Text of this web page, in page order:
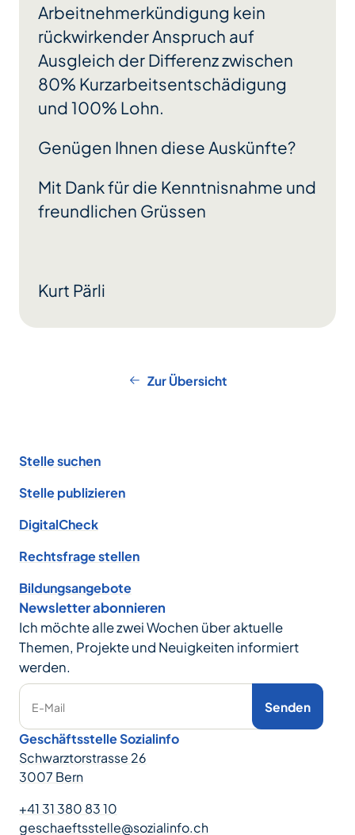
Arbeitnehmerkündigung kein
rückwirkender Anspruch auf
Ausgleich der Differenz zwischen
80% Kurzarbeitsentschädigung
und 100% Lohn.
Genügen Ihnen diese Auskünfte?
Mit Dank für die Kenntnisnahme und
freundlichen Grüssen
Kurt Pärli
Zur Übersicht
Stelle suchen
Stelle publizieren
DigitalCheck
Rechtsfrage stellen
Bildungsangebote
Newsletter abonnieren
Ich möchte alle zwei Wochen über aktuelle
Themen, Projekte und Neuigkeiten informiert
werden.
E-Mail Senden
Geschäftsstelle Sozialinfo
Schwarztorstrasse 26
3007 Bern
+41 31 380 83 10
geschaeftsstelle@sozialinfo.ch